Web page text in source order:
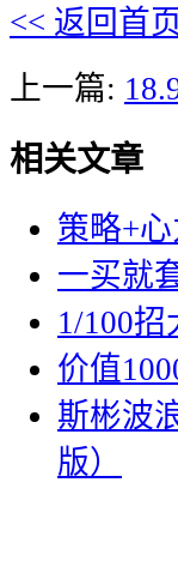
<< 返回首页
上一篇:
相关文章
策略+
一买就
1/100
价值
斯彬波
版）